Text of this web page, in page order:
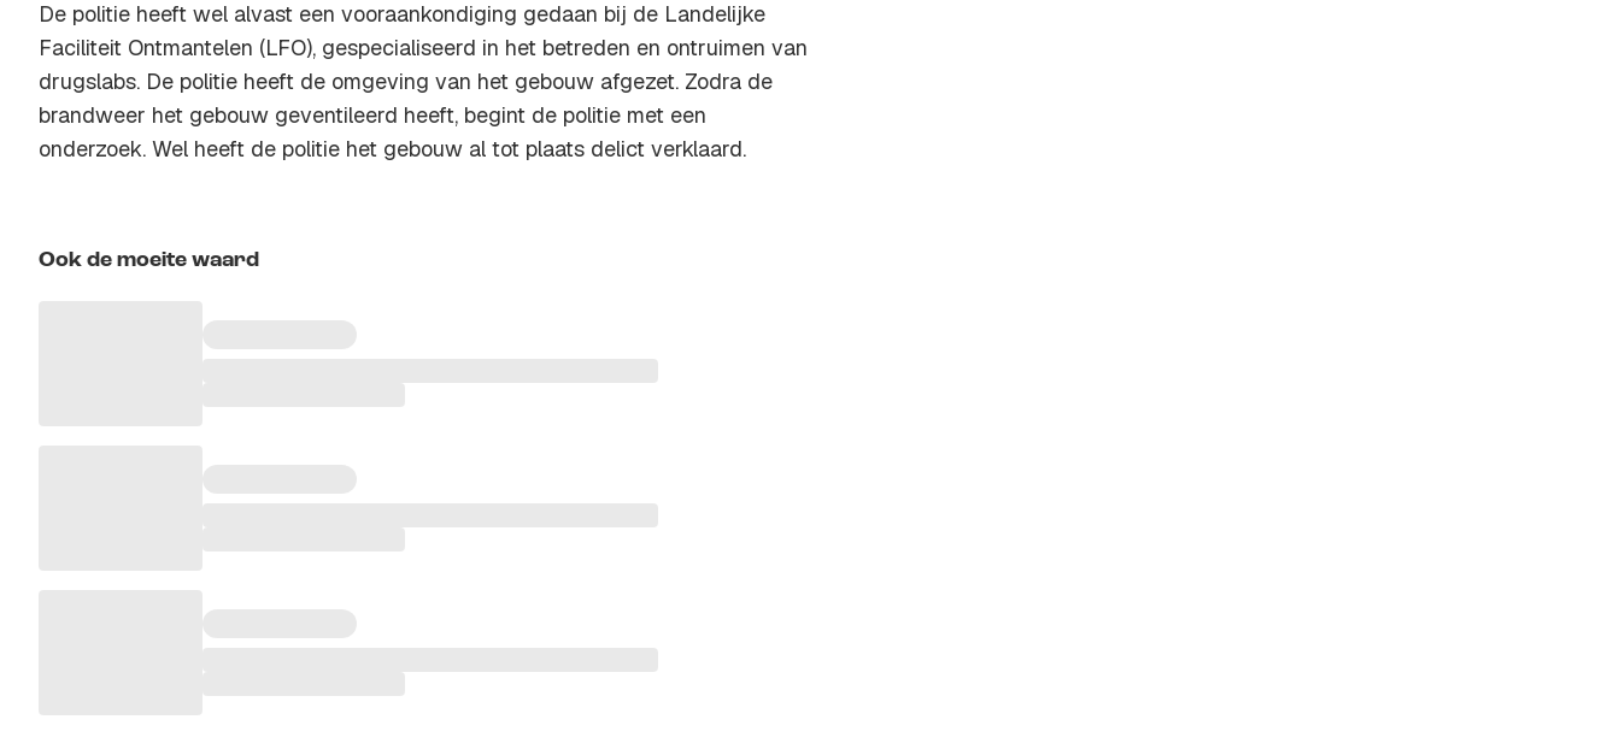
De politie heeft wel alvast een vooraankondiging gedaan bij de Landelijke
Faciliteit Ontmantelen (LFO), gespecialiseerd in het betreden en ontruimen van
drugslabs. De politie heeft de omgeving van het gebouw afgezet. Zodra de
brandweer het gebouw geventileerd heeft, begint de politie met een
onderzoek. Wel heeft de politie het gebouw al tot plaats delict verklaard.
Ook de moeite waard